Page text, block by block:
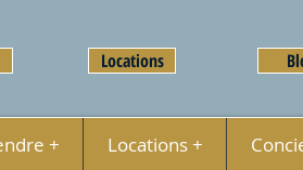
Locations
+ Locations +